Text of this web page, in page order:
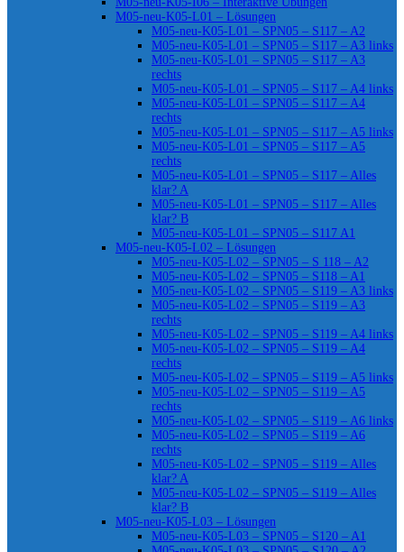
M05-neu-K05-L01 – Lösungen
M05-neu-K05-L01 – SPN05 – S117 – A2
M05-neu-K05-L01 – SPN05 – S117 – A3 links
M05-neu-K05-L01 – SPN05 – S117 – A3
rechts
M05-neu-K05-L01 – SPN05 – S117 – A4 links
M05-neu-K05-L01 – SPN05 – S117 – A4
rechts
M05-neu-K05-L01 – SPN05 – S117 – A5 links
M05-neu-K05-L01 – SPN05 – S117 – A5
rechts
M05-neu-K05-L01 – SPN05 – S117 – Alles
klar? A
M05-neu-K05-L01 – SPN05 – S117 – Alles
klar? B
M05-neu-K05-L01 – SPN05 – S117 A1
M05-neu-K05-L02 – Lösungen
M05-neu-K05-L02 – SPN05 – S 118 – A2
M05-neu-K05-L02 – SPN05 – S118 – A1
M05-neu-K05-L02 – SPN05 – S119 – A3 links
M05-neu-K05-L02 – SPN05 – S119 – A3
rechts
M05-neu-K05-L02 – SPN05 – S119 – A4 links
M05-neu-K05-L02 – SPN05 – S119 – A4
rechts
M05-neu-K05-L02 – SPN05 – S119 – A5 links
M05-neu-K05-L02 – SPN05 – S119 – A5
rechts
M05-neu-K05-L02 – SPN05 – S119 – A6 links
M05-neu-K05-L02 – SPN05 – S119 – A6
rechts
M05-neu-K05-L02 – SPN05 – S119 – Alles
klar? A
M05-neu-K05-L02 – SPN05 – S119 – Alles
klar? B
M05-neu-K05-L03 – Lösungen
M05-neu-K05-L03 – SPN05 – S120 – A1